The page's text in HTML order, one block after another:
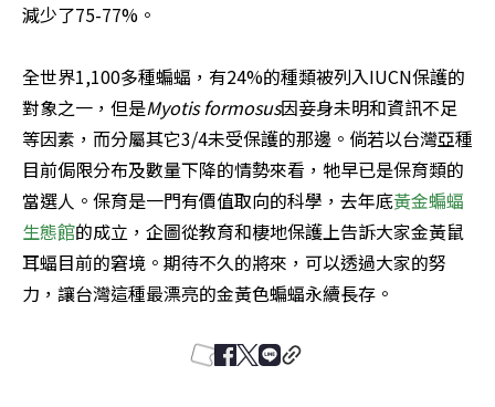
減少了75-77%。
全世界1,100多種蝙蝠，有24%的種類被列入IUCN保護的
對象之一，但是Myotis formosus因妾身未明和資訊不足
等因素，而分屬其它3/4未受保護的那邊。倘若以台灣亞種
目前侷限分布及數量下降的情勢來看，牠早已是保育類的
當選人。保育是一門有價值取向的科學，去年底黃金蝙蝠
生態館的成立，企圖從教育和棲地保護上告訴大家金黃鼠
耳蝠目前的窘境。期待不久的將來，可以透過大家的努
力，讓台灣這種最漂亮的金黃色蝙蝠永續長存。